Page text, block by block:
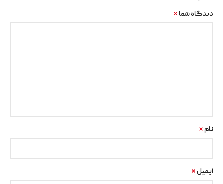
دیدگاه شما *
نام *
ایمیل *